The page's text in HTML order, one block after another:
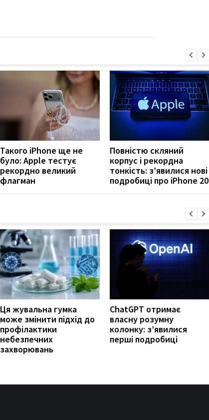
Такого iPhone ще не
було: Apple тестує
рекордно великий
флагман
Повністю скляний
корпус і рекордна
тонкість: з’явилися нові
подробиці про iPhone 20
Ця жувальна гумка
може змінити підхід до
профілактики
небезпечних
захворювань
ChatGPT отримає
власну розумну
колонку: з’явилися
перші подробиці